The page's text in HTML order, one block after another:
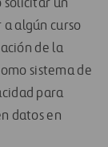
solicitar un
a algún curso
de la
sistema de
para
datos en